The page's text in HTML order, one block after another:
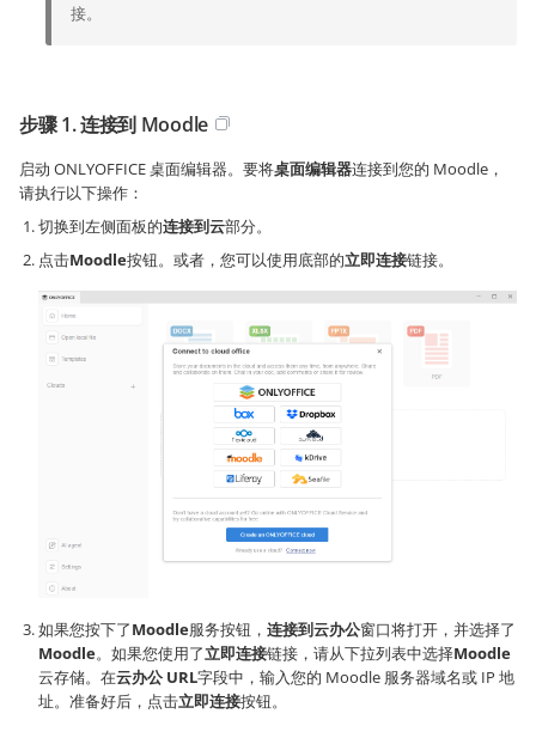
接。
步骤 1. 连接到 Moodle
启动 ONLYOFFICE 桌面编辑器。要将桌面编辑器连接到您的 Moodle，
请执行以下操作：
切换到左侧面板的连接到云部分。
点击Moodle按钮。或者，您可以使用底部的立即连接链接。
如果您按下了Moodle服务按钮， 连接到云办公窗口将打开，并选择了
Moodle。如果您使用了立即连接链接，请从下拉列表中选择Moodle
云存储。在云办公 URL字段中，输入您的 Moodle 服务器域名或 IP 地
址。准备好后，点击立即连接按钮。